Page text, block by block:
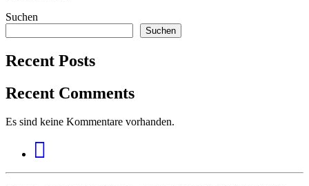
Suchen
Suchen
Recent Posts
Recent Comments
Es sind keine Kommentare vorhanden.